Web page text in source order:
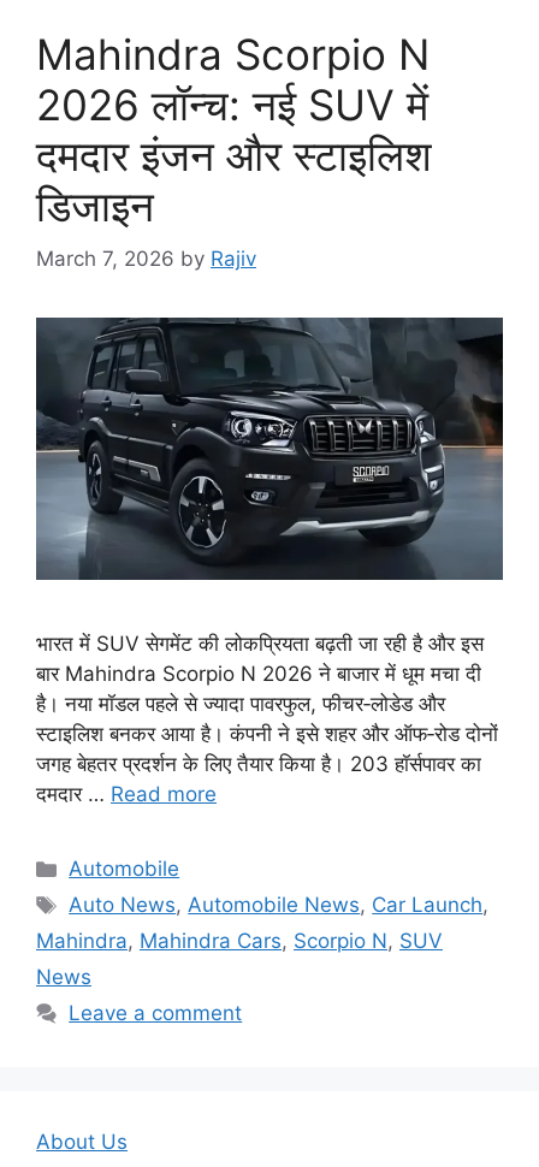
Mahindra Scorpio N
2026 लॉन्च: नई SUV में
दमदार इंजन और स्टाइलिश
डिजाइन
March 7, 2026 by Rajiv
भारत में SUV सेगमेंट की लोकप्रियता बढ़ती जा रही है और इस
बार Mahindra Scorpio N 2026 ने बाजार में धूम मचा दी
है। नया मॉडल पहले से ज्यादा पावरफुल, फीचर‑लोडेड और
स्टाइलिश बनकर आया है। कंपनी ने इसे शहर और ऑफ‑रोड दोनों
जगह बेहतर प्रदर्शन के लिए तैयार किया है। 203 हॉर्सपावर का
दमदार … Read more
Categories
Automobile
Tags
Auto News,Automobile News, Car Launch,
Mahindra, Mahindra Cars, Scorpio N, SUV
News
Leave a comment
About Us